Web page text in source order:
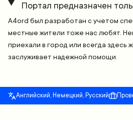
Портал предназначен
A4ord был разработан с учетом
местные жители тоже нас любят.
приехали в город или всегда здесь
заслуживает надежной помощи.
Английский, Немецкий, Русский